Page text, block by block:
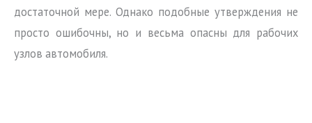
достаточной мере. Однако подобные утверждения не
просто ошибочны, но и весьма опасны для рабочих
узлов автомобиля.